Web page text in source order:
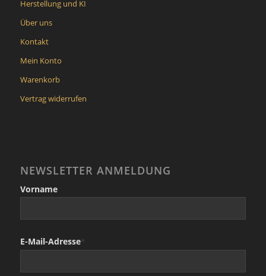
Herstellung und KI
Über uns
Kontakt
Mein Konto
Warenkorb
Vertrag widerrufen
NEWSLETTER ANMELDUNG
Vorname
E-Mail-Adresse*